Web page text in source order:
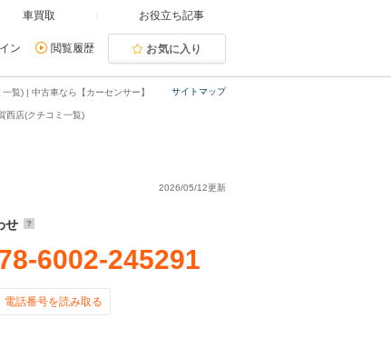
車買取 お役立ち記事
ン 閲覧履歴 お気に入り
サイトマップ
覧) | 中古車なら【カーセンサー】
西店(クチコミ一覧)
2026/05/12更新
せ
6002-245291
電話番号を読み取る